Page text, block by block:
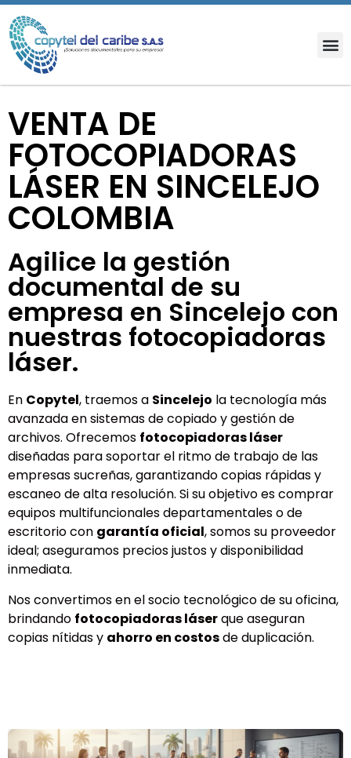
VENTA DE
FOTOCOPIADORAS
LÁSER EN SINCELEJO
COLOMBIA
Agilice la gestión
documental de su
empresa en Sincelejo con
nuestras fotocopiadoras
láser.
En Copytel, traemos a Sincelejo la tecnología más
avanzada en sistemas de copiado y gestión de
archivos. Ofrecemos fotocopiadoras láser
diseñadas para soportar el ritmo de trabajo de las
empresas sucreñas, garantizando copias rápidas y
escaneo de alta resolución. Si su objetivo es comprar
equipos multifuncionales departamentales o de
escritorio con garantía oficial, somos su proveedor
ideal; aseguramos precios justos y disponibilidad
inmediata.
Nos convertimos en el socio tecnológico de su oficina,
brindando fotocopiadoras láserque aseguran
copias nítidas y ahorro en costosde duplicación.